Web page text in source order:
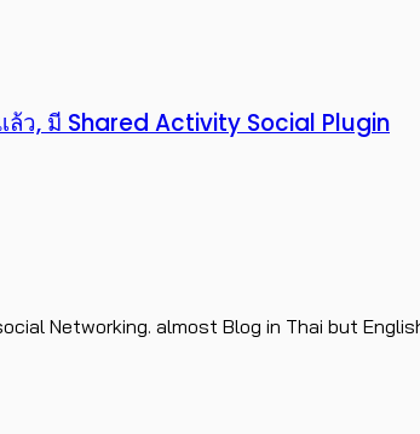
ล้ว, มี Shared Activity Social Plugin
Networking. almost Blog in Thai but